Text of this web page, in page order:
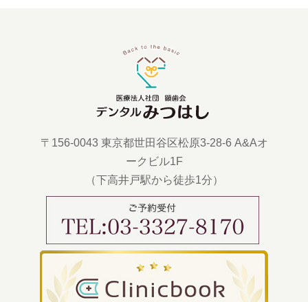
〒156-0043 東京都世田谷区松原3-28-6 A&Aオ
ークビル1F
（下高井戸駅から徒歩1分）